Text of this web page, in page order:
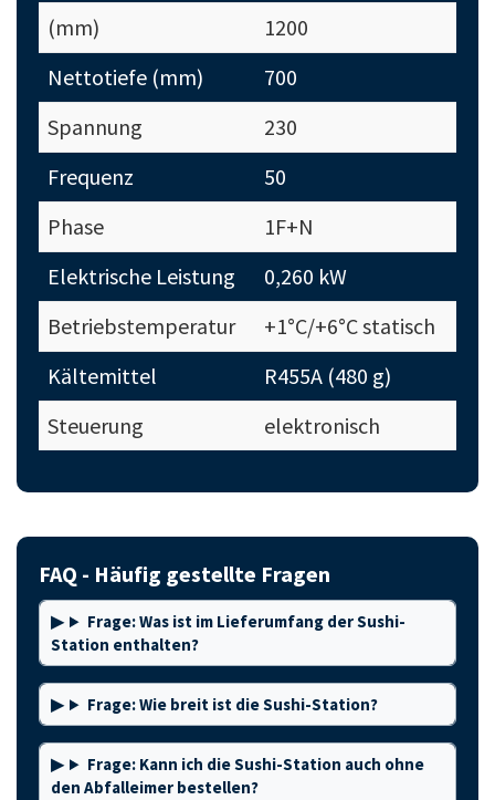
(mm)
1200
Nettotiefe (mm)
700
Spannung
230
Frequenz
50
Phase
1F+N
Elektrische Leistung
0,260 kW
Betriebstemperatur
+1°C/+6°C statisch
Kältemittel
R455A (480 g)
Steuerung
elektronisch
FAQ - Häufig gestellte Fragen
Frage: Was ist im Lieferumfang der Sushi-
Station enthalten?
Frage: Wie breit ist die Sushi-Station?
Frage: Kann ich die Sushi-Station auch ohne
den Abfalleimer bestellen?